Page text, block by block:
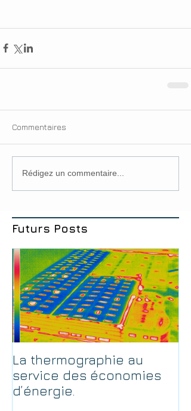
Commentaires
Rédigez un commentaire...
Futurs Posts
La thermographie au
service des économies
d’énergie.